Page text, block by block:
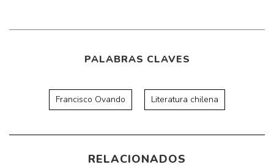
PALABRAS CLAVES
Francisco Ovando Literatura chilena
RELACIONADOS